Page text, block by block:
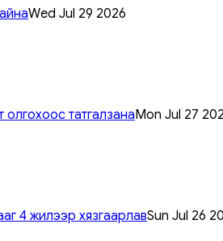
Wed Jul 29 2026
татгалзанаMon Jul 27
4 жилээр хязгаарлавSun Jul 26